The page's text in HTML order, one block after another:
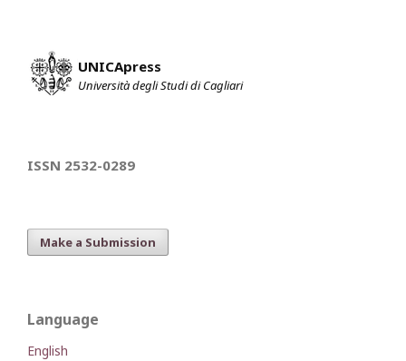
UNICApress
Università degli Studi di Cagliari
ISSN 2532-0289
Make a Submission
Language
English